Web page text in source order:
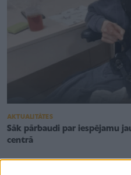
AKTUALITĀTES
Sāk pārbaudi par iespējamu
centrā